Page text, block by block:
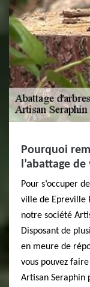
Pourquoi
l’abattage
Pour s’occuper
ville de Epreville
notre société
Disposant de
en meure de
vous pouvez
Artisan Seraphin